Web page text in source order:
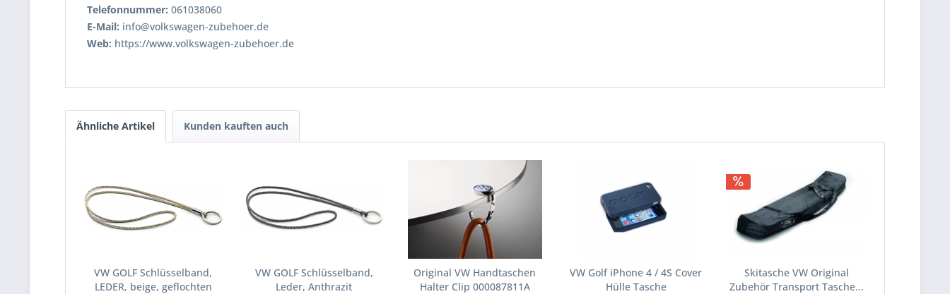
Telefonnummer: 061038060
E-Mail: info@volkswagen-zubehoer.de
Web: https://www.volkswagen-zubehoer.de
Ähnliche Artikel Kunden kauften auch
VW GOLF Schlüsselband,
LEDER, beige, geflochten
VW GOLF Schlüsselband,
Leder, Anthrazit
Original VW Handtaschen
Halter Clip 000087811A
VW Golf iPhone 4 / 4S Cover
Hülle Tasche
Skitasche VW Original
Zubehör Transport Tasche...